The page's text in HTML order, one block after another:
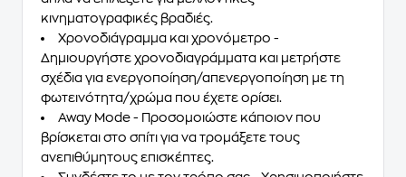
κινηματογραφικές βραδιές.
Χρονοδιάγραμμα και χρονόμετρο -
Δημιουργήστε χρονοδιαγράμματα και μετρήστε
σχέδια για ενεργοποίηση/απενεργοποίηση με τη
φωτεινότητα/χρώμα που έχετε ορίσει.
Away Mode - Προσομοιώστε κάποιον που
βρίσκεται στο σπίτι για να τρομάξετε τους
ανεπιθύμητους επισκέπτες.